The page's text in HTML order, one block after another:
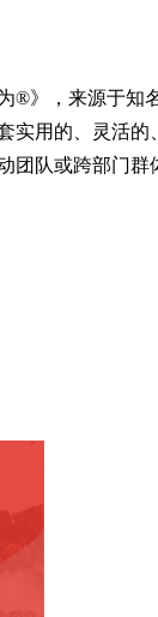
®》，来源于知
实用的、灵活的
团队或跨部门群